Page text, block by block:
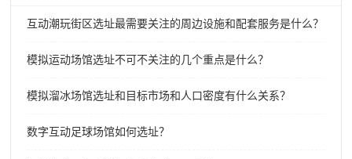
互动潮玩街区选址最需要关注的周边设施和配套服务是什么？
模拟运动场馆选址不可不关注的几个重点是什么？
模拟溜冰场馆选址和目标市场和人口密度有什么关系？
数字互动足球场馆如何选址？